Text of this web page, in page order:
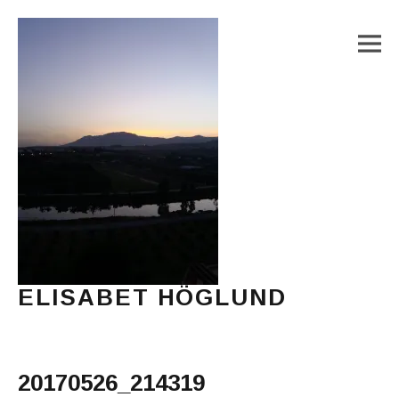
ELISABET HÖGLUND
20170526_214319